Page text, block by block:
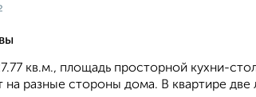
кв.м., площадь просторной кухни-
на paзные стороны дома. В квартире две